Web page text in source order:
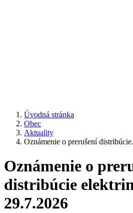
Úvodná stránka
Obec
Aktuality
Oznámenie o prerušení
Oznámenie o
distribúcie
29.7.2026